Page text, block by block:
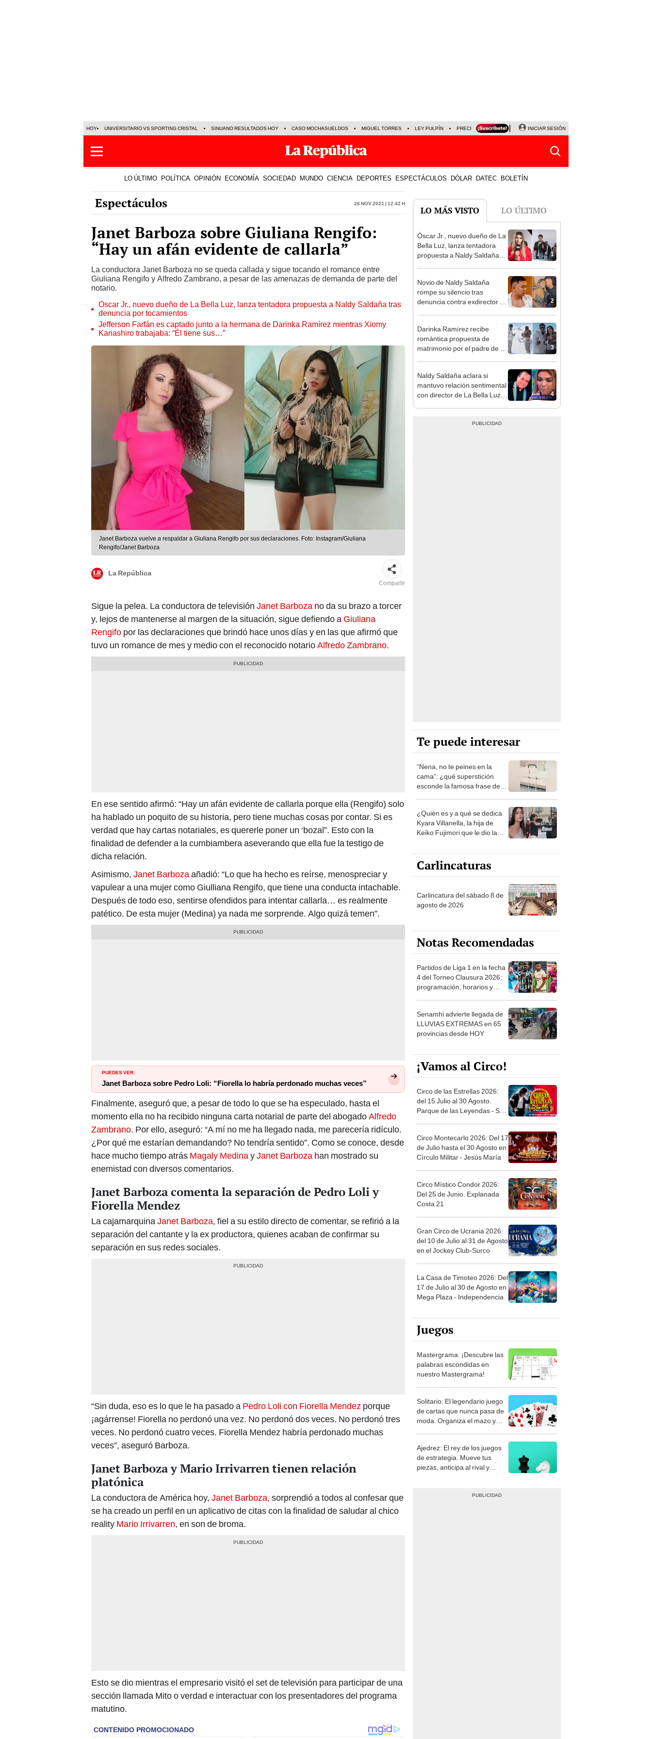
HOY UNIVERSITARIO VS SPORTING CRISTAL SINUANO RESULTADOS HOY CASO MOCHASUELDOS MIGUEL TORRES LEY PULPÍN PRECIO DEL DÓLAR CORTE DE LUZ VIERNES 7 DE AGOSTO
INICIAR SESIÓN
LO ÚLTIMO POLÍTICA OPINIÓN ECONOMÍA SOCIEDAD MUNDO CIENCIA DEPORTES ESPECTÁCULOS DÓLAR DATEC BOLETÍN
Espectáculos 26 Nov 2021 | 12:42 h
Janet Barboza sobre Giuliana Rengifo:
“Hay un afán evidente de callarla”
La conductora Janet Barboza no se queda callada y sigue tocando el romance entre
Giuliana Rengifo y Alfredo Zambrano, a pesar de las amenazas de demanda de parte del
notario.
Óscar Jr., nuevo dueño de La Bella Luz, lanza tentadora propuesta a Naldy Saldaña tras
denuncia por tocamientos
Jefferson Farfán es captado junto a la hermana de Darinka Ramírez mientras Xiomy
Kanashiro trabajaba: “Él tiene sus…”
Janet Barboza vuelve a respaldar a Giuliana Rengifo por sus declaraciones. Foto: Instagram/Giuliana
Rengifo/Janet Barboza
La República
Compartir
Sigue la pelea. La conductora de televisión Janet Barboza no da su brazo a torcer
y, lejos de mantenerse al margen de la situación, sigue defiendo a Giuliana
Rengifo por las declaraciones que brindó hace unos días y en las que afirmó que
tuvo un romance de mes y medio con el reconocido notarioAlfredo Zambrano.
En ese sentido afirmó: “Hay un afán evidente de callarla porque ella (Rengifo) solo
ha hablado un poquito de su historia, pero tiene muchas cosas por contar. Si es
verdad que hay cartas notariales, es quererle poner un ‘bozal”. Esto con la
finalidad de defender a la cumbiambera aseverando que ella fue la testigo de
dicha relación.
Asimismo, Janet Barbozaañadió: “Lo que ha hecho es reírse, menospreciar y
vapulear a una mujer como Giulliana Rengifo, que tiene una conducta intachable.
Después de todo eso, sentirse ofendidos para intentar callarla… es realmente
patético. De esta mujer (Medina) ya nada me sorprende. Algo quizá temen”.
PUEDES VER:
Janet Barboza sobre Pedro Loli: “Fiorella lo habría perdonado muchas veces”
Finalmente, aseguró que, a pesar de todo lo que se ha especulado, hasta el
momento ella no ha recibido ninguna carta notarial de parte del abogadoAlfredo
Zambrano. Por ello, aseguró: “A mí no me ha llegado nada, me parecería ridículo.
¿Por qué me estarían demandando? No tendría sentido”. Como se conoce, desde
hace mucho tiempo atrás Magaly MedinayJanet Barboza han mostrado su
enemistad con diversos comentarios.
Janet Barboza comenta la separación de Pedro Loli y
Fiorella Mendez
La cajamarquinaJanet Barboza, fiel a su estilo directo de comentar, se refirió a la
separación del cantante y la ex productora, quienes acaban de confirmar su
separación en sus redes sociales.
“Sin duda, eso es lo que le ha pasado a Pedro Loli con Fiorella Mendez porque
¡agárrense! Fiorella no perdonó una vez. No perdonó dos veces. No perdonó tres
veces. No perdonó cuatro veces. Fiorella Mendez habría perdonado muchas
veces”, aseguró Barboza.
Janet Barboza y Mario Irrivarren tienen relación
platónica
La conductora de América hoy, Janet Barboza, sorprendió a todos al confesar que
se ha creado un perfil en un aplicativo de citas con la finalidad de saludar al chico
reality Mario Irrivarren, en son de broma.
Esto se dio mientras el empresario visitó el set de televisión para participar de una
sección llamada Mito o verdad e interactuar con los presentadores del programa
matutino.
LO MÁS VISTO LO ÚLTIMO
1
Óscar Jr., nuevo dueño de La
Bella Luz, lanza tentadora
propuesta a Naldy Saldaña
tipo de ley”
2
Novio de Naldy Saldaña
rompe su silencio tras
denuncia contra exdirector de
3
Darinka Ramírez recibe
romántica propuesta de
matrimonio por el padre de su
4
Naldy Saldaña aclara si
mantuvo relación sentimental
con director de La Bella Luz
Te puede interesar
“Nena, no te peines en la
cama”: ¿qué superstición
esconde la famosa frase de
¿Quién es y a qué se dedica
Kyara Villanella, la hija de
Keiko Fujimori que le dio la
Carlincaturas
Carlincatura del sábado 8 de
agosto de 2026
Notas Recomendadas
Partidos de Liga 1 en la fecha
4 del Torneo Clausura 2026:
programación, horarios y
Senamhi advierte llegada de
LLUVIAS EXTREMAS en 65
provincias desde HOY
¡Vamos al Circo!
Circo de las Estrellas 2026:
del 15 Julio al 30 Agosto.
Parque de las Leyendas - San
Circo Montecarlo 2026: Del 17
de Julio hasta el 30 Agosto en
Círculo Militar - Jesús María
Circo Místico Condor 2026:
Del 25 de Junio. Explanada
Costa 21
Gran Circo de Ucrania 2026:
del 10 de Julio al 31 de Agosto
en el Jockey Club-Surco
La Casa de Timoteo 2026: Del
17 de Julio al 30 de Agosto en
Mega Plaza - Independencia
Juegos
Mastergrama: ¡Descubre las
palabras escondidas en
nuestro Mastergrama!
Solitario: El legendario juego
de cartas que nunca pasa de
moda. Organiza el mazo y
Ajedrez: El rey de los juegos
de estrategia. Mueve tus
piezas, anticipa al rival y